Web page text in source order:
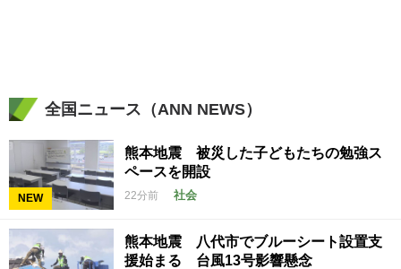
全国ニュース（ANN NEWS）
NEW
熊本地震 被災した子どもたちの勉強ス
ペースを開設
22分前 社会
熊本地震 八代市でブルーシート設置支
援始まる 台風13号影響懸念